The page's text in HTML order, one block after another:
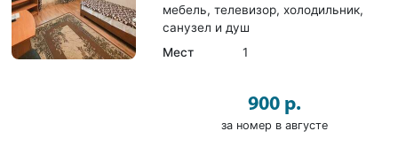
мебель, телевизор, холодильник,
санузел и душ
Мест
1
900 р.
за номер в августе